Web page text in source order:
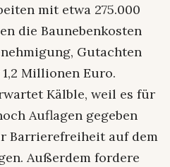
mit etwa 275.000
die Baunebenkosten
Gutachten
Millionen Euro.
Kälble, weil es für
Auflagen gegeben
Barrierefreiheit auf dem
Außerdem fordere